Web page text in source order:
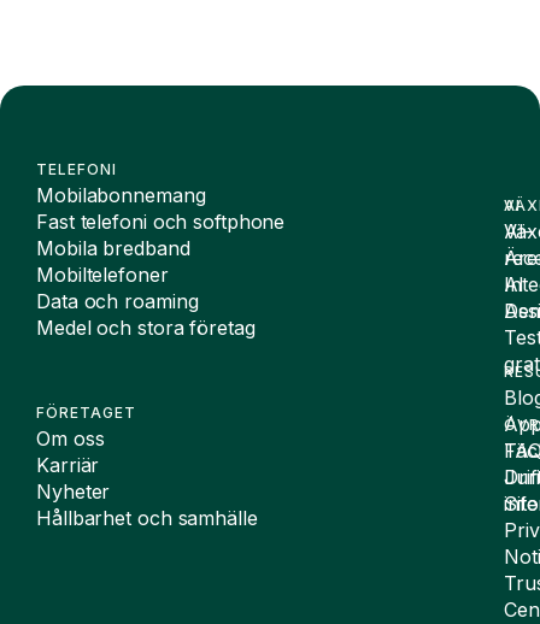
TELEFONI
Mobilabonnemang
Fast telefoni och softphone
Mobila bredband
Mobiltelefoner
Data och roaming
Medel och stora företag
FÖRETAGET
Om oss
Karriär
Nyheter
Hållbarhet och samhälle
AI
AI-
AI